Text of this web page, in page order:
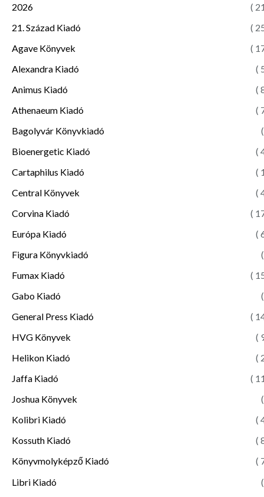
2026
(
21. Század Kiadó
(
Agave Könyvek
(
Alexandra Kiadó
(
Animus Kiadó
(
Athenaeum Kiadó
(
Bagolyvár Könyvkiadó
Bioenergetic Kiadó
(
Cartaphilus Kiadó
(
Central Könyvek
(
Corvina Kiadó
(
Európa Kiadó
(
Figura Könyvkiadó
Fumax Kiadó
(
Gabo Kiadó
General Press Kiadó
(
HVG Könyvek
(
Helikon Kiadó
(
Jaffa Kiadó
(
Joshua Könyvek
Kolibri Kiadó
(
Kossuth Kiadó
(
Könyvmolyképző Kiadó
(
Libri Kiadó